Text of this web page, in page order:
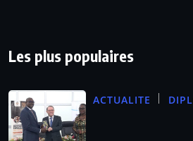
Les plus populaires
ACTUALITE